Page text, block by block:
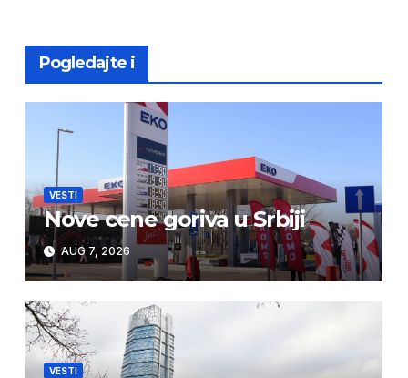
Pogledajte i
VESTI
Nove cene goriva u Srbiji
AUG 7, 2026
VESTI